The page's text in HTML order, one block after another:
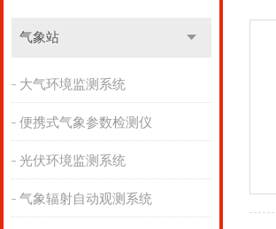
气象站
大气环境监测系统
便携式气象参数检测仪
光伏环境监测系统
气象辐射自动观测系统